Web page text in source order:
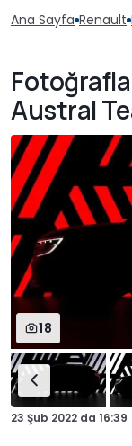
Ana Sayfa Renault
Austral
18
23 Şub 2022 da 16:39